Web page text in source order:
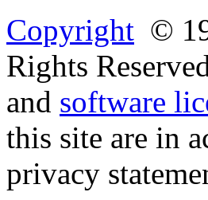
Copyright ©
Rights
and software
this site are in
privacy